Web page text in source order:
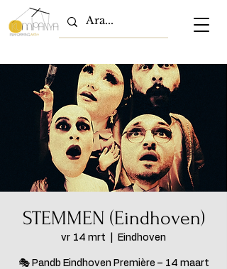
STEMMEN (Eindhoven)
vr 14 mrt Eindhoven
🎭 Pandb Eindhoven Première – 14 maart